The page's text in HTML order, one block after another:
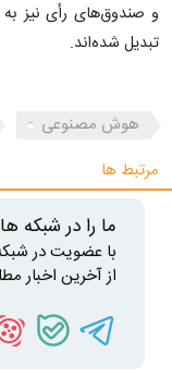
و صندوق‌های رأی نیز
تبدیل شده‌اند.
هوش مصنوعی
مرتبط ها
ما را در شبکه
با عضویت در
از آخرین اخبار